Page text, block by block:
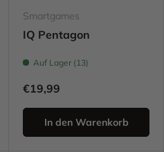
Smartgames
IQ Pentagon
Auf Lager (13)
€19,99
In den Warenkorb